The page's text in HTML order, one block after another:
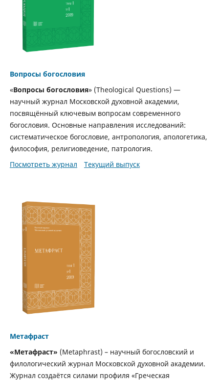
Вопросы богословия
«Вопросы богословия» (Theological Questions) —
научный журнал Московской духовной академии,
посвящённый ключевым вопросам современного
богословия. Основные направления исследований:
систематическое богословие, антропология, апологетика,
философия, религиоведение, патрология.
Посмотреть журнал
Текущий выпуск
Метафраст
«Метафраст» (Metaphrast) – научный богословский и
филологический журнал Московской духовной академии.
Журнал создаётся силами профиля «Греческая